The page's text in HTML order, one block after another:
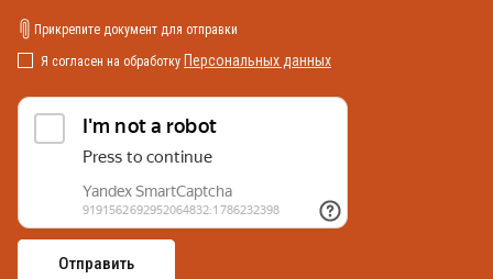
Прикрепите документ для отправки
Я согласен на обработку Персональных данных